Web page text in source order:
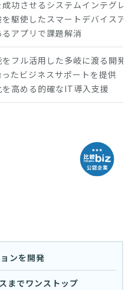
成功させるシステムインテグレ
駆使したスマートデバイスア
アプリで課題解消
フル活用した多岐に渡る開発
たビジネスサポートを提供
高める的確なIT導入支援
ンを開発
までワンストップ